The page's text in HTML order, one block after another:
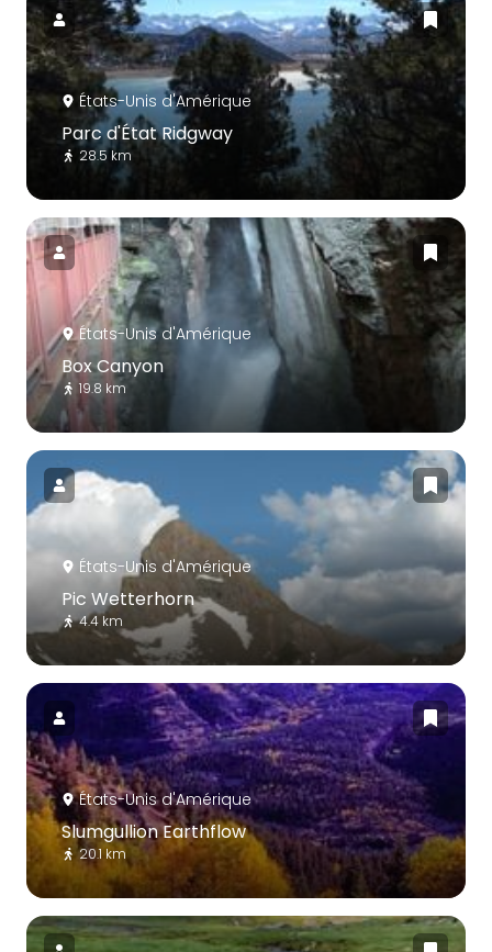
États-Unis d'Amérique
Parc d'État Ridgway
28.5 km
États-Unis d'Amérique
Box Canyon
19.8 km
États-Unis d'Amérique
Pic Wetterhorn
4.4 km
États-Unis d'Amérique
Slumgullion Earthflow
20.1 km